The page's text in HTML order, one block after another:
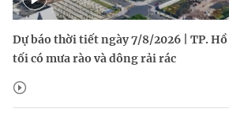
Dự báo thời tiết ngày 7/8/2026 | TP.
tối có mưa rào và dông rải rác